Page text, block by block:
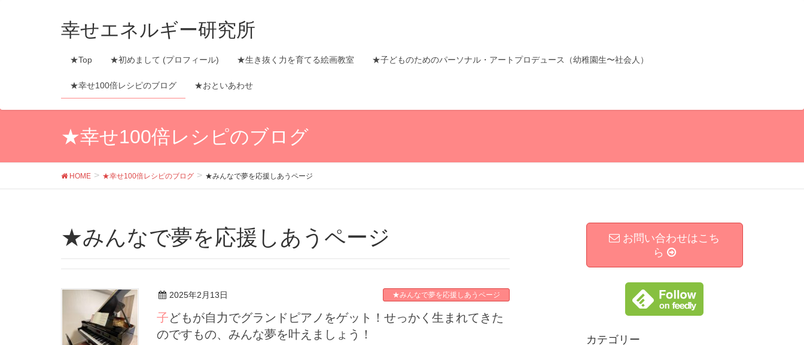
幸せエネルギー研究所
★Top ★初めまして (プロフィール) ★生き抜く力を育てる絵画教室 ★子どものためのパーソナル・アートプロデュース（幼稚園生〜社会人）
★幸せ100倍レシピのブログ ★おといあわせ
★幸せ100倍レシピのブログ
HOME ★幸せ100倍レシピのブログ ★みんなで夢を応援しあうページ
★みんなで夢を応援しあうページ
2025年2月13日 ★みんなで夢を応援しあうページ
子どもが自力でグランドピアノをゲット！せっかく生まれてきた
のですもの、みんな夢を叶えましょう！
お問い合わせはこち
ら
カテゴリー